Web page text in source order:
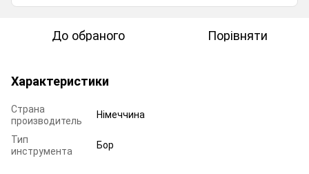
До обраного Порівняти
Характеристики
Страна
производитель
Німеччина
Тип
инструмента
Бор